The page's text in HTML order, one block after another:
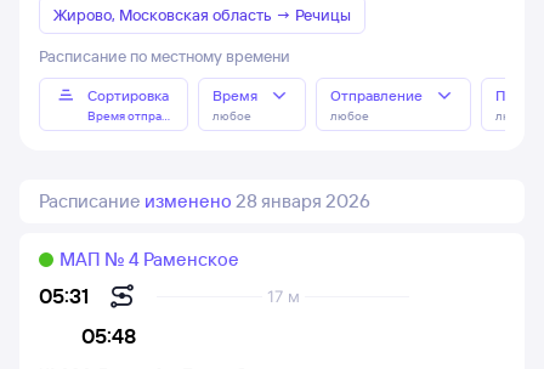
Жирово, Московская область → Речицы
Расписание по местному времени
Сортировка
Время отправления
Время
любое
Отправление
любое любое
Расписание изменено 28 января 2026
05:31
05:48
17 м
МАП № 4 Раменское